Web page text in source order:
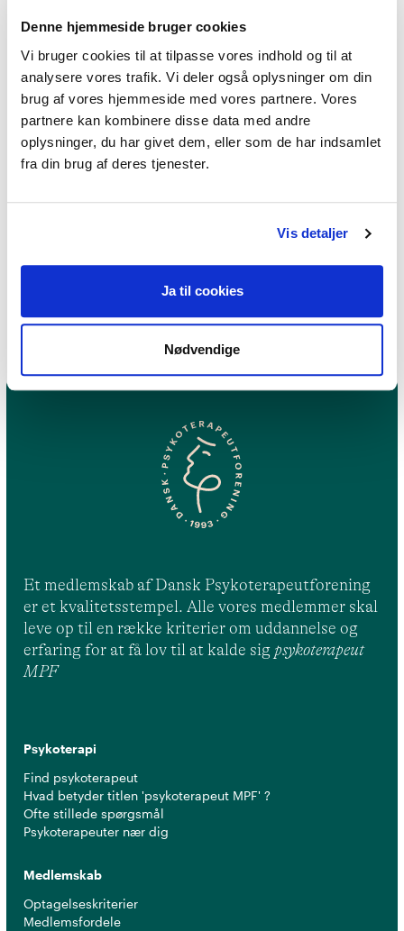
Denne hjemmeside bruger cookies
Vi bruger cookies til at tilpasse vores indhold og til at
analysere vores trafik. Vi deler også oplysninger om din
brug af vores hjemmeside med vores partnere. Vores
partnere kan kombinere disse data med andre
oplysninger, du har givet dem, eller som de har indsamlet
fra din brug af deres tjenester.
Vis detaljer
Ja til cookies
Nødvendige
Jeg kan hjælpe dig med
Livskriser, Angst, Stress,
Lavt selvværd, Parforhold
Eksistentiel terapi, Parterapi
Et medlemskab af Dansk Psykoterapeutforening
er et kvalitetsstempel. Alle vores medlemmer skal
leve op til en række kriterier om uddannelse og
erfaring for at få lov til at kalde sig psykoterapeut
MPF
Psykoterapi
Find psykoterapeut
Hvad betyder titlen 'psykoterapeut MPF' ?
Ofte stillede spørgsmål
Psykoterapeuter nær dig
Medlemskab
Optagelseskriterier
Medlemsfordele